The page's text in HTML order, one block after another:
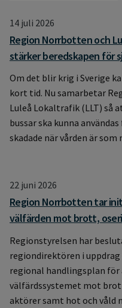
Pressmeddelanden
14 juli 2026
Region Norrbotten och
stärker beredskapen för
Om det blir krig i Sverige
kort tid. Nu samarbetar
Luleå Lokaltrafik (LLT) så
bussar ska kunna
skadade när vården är som
22 juni 2026
Region Norrbotten tar
välfärden mot brott,
Regionstyrelsen har
regiondirektören i
regional handlingsplan för
välfärdssystemet mot
aktörer samt hot och våld